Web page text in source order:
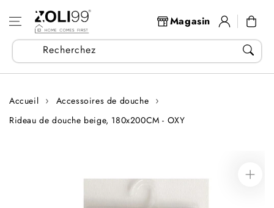
contenu
Recherchez vos articles...
Magasin
connecter
Panier
Accueil
Accessoires de douche
Rideau de douche beige, 180x200CM - OXY